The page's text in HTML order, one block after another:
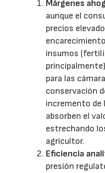
Márgenes
aunque el
precios
insumos
para las
conservación
incremento de
absorben el
estrechando
agricultor.
Eficiencia
presión